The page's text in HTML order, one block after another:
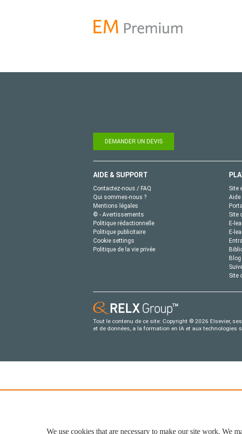
DEMANDER UN DEVIS
AIDE & SUPPORT
Contactez-nous / FAQ
Qui sommes-nous ?
Mentions légales
© - Avertissements
Politique rédactionnelle
Politique publicitaire
Cookie settings
Politique de la vie privée
Site
Aide
Site
E-
E-
Blog
Site
Tout le contenu de ce site: Copyright © 2026 Elsevier,
et de données, a la formation en IA et aux
We use cookies that are necessary to make our site work. We